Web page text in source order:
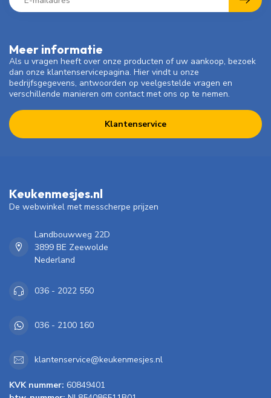
Meer informatie
Als u vragen heeft over onze producten of uw aankoop, bezoek
dan onze klantenservicepagina. Hier vindt u onze
bedrijfsgegevens, antwoorden op veelgestelde vragen en
verschillende manieren om contact met ons op te nemen.
Klantenservice
Keukenmesjes.nl
De webwinkel met messcherpe prijzen
Landbouwweg 22D
3899 BE Zeewolde
Nederland
036 - 2022 550
036 - 2100 160
klantenservice@keukenmesjes.nl
KVK nummer: 60849401